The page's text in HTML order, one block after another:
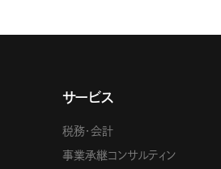
サービス
税務・会計
事業承継コンサルティン